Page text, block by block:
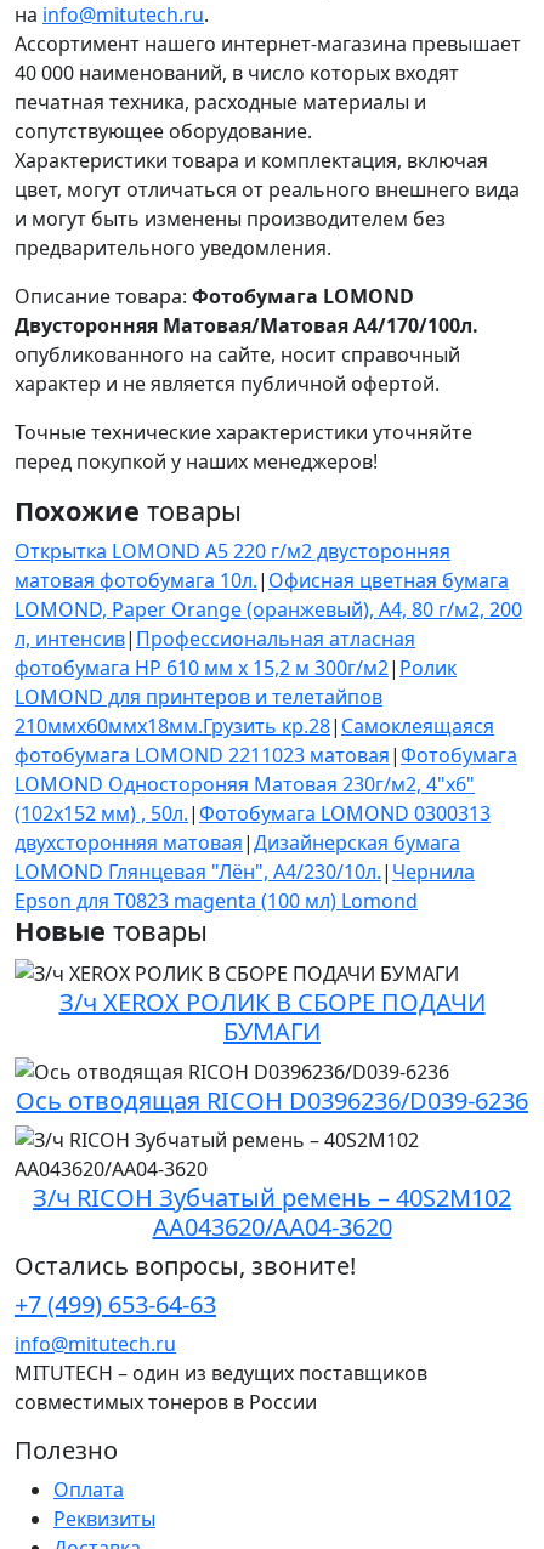
на info@mitutech.ru.
Ассортимент нашего интернет-магазина превышает
40 000 наименований, в число которых входят
печатная техника, расходные материалы и
сопутствующее оборудование.
Характеристики товара и комплектация, включая
цвет, могут отличаться от реального внешнего вида
и могут быть изменены производителем без
предварительного уведомления.
Описание товара: Фотобумага LOMOND
Двусторонняя Матовая/Матовая A4/170/100л.
опубликованного на сайте, носит справочный
характер и не является публичной офертой.
Точные технические характеристики уточняйте
перед покупкой у наших менеджеров!
Похожие товары
Открытка LOMOND A5 220 г/м2 двусторонняя
матовая фотобумага 10л.| Офисная цветная бумага
LOMOND, Paper Orange (оранжевый), A4, 80 г/м2, 200
л, интенсив| Профессиональная атласная
фотобумага HP 610 мм x 15,2 м 300г/м2| Ролик
LOMOND для принтеров и телетайпов
210ммх60ммх18мм.Грузить кр.28| Самоклеящаяся
фотобумага LOMOND 2211023 матовая|Фотобумага
LOMOND Одностороняя Матовая 230г/м2, 4"х6"
(102х152 мм) , 50л.|Фотобумага LOMOND 0300313
двухсторонняя матовая|Дизайнерская бумага
LOMOND Глянцевая "Лён", A4/230/10л.| Чернила
Epson для T0823 magenta (100 мл) Lomond
Новые товары
З/ч XEROX РОЛИК В СБОРЕ ПОДАЧИ
БУМАГИ
Ось отводящая RICOH D0396236/D039-6236
З/ч RICOH Зубчатый ремень – 40S2M102
AA043620/AA04-3620
Остались вопросы, звоните!
+7 (499) 653-64-63
info@mitutech.ru
MITUTECH – один из ведущих поставщиков
совместимых тонеров в России
Полезно
Оплата
Реквизиты